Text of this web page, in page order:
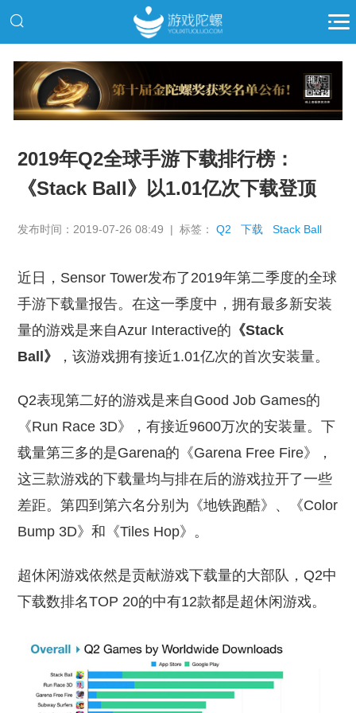
推广
2019年Q2全球手游下载排行榜：
《Stack Ball》以1.01亿次下载登顶
发布时间：2019-07-26 08:49 | 标签：Q2 下载 Stack Ball
近日，Sensor Tower发布了2019年第二季度的全球
手游下载量报告。在这一季度中，拥有最多新安装
量的游戏是来自Azur Interactive的 《Stack
Ball》
，该游戏拥有接近1.01亿次的首次安装量。
Q2表现第二好的游戏是来自Good Job Games的
《Run Race 3D》，有接近9600万次的安装量。下
载量第三多的是Garena的《Garena Free Fire》，
这三款游戏的下载量均与排在后的游戏拉开了一些
差距。第四到第六名分别为《地铁跑酷》、《Color
Bump 3D》和《Tiles Hop》。
超休闲游戏依然是贡献游戏下载量的大部队，Q2中
下载数排名TOP 20的中有12款都是超休闲游戏。